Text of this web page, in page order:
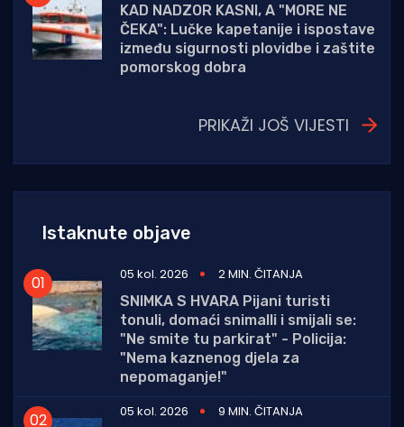
KAD NADZOR KASNI, A "MORE NE
ČEKA": Lučke kapetanije i ispostave
između sigurnosti plovidbe i zaštite
pomorskog dobra
PRIKAŽI JOŠ VIJESTI
Istaknute objave
05 kol. 2026
2 MIN. ČITANJA
SNIMKA S HVARA Pijani turisti
tonuli, domaći snimalli i smijali se:
"Ne smite tu parkirat" - Policija:
"Nema kaznenog djela za
nepomaganje!"
05 kol. 2026
9 MIN. ČITANJA